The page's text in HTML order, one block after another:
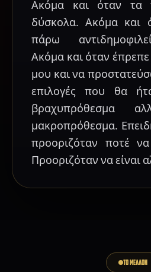
Ακόμα και όταν τα
δύσκολα. Ακόμα και
πάρω
Ακόμα και όταν
μου και να
επιλογές που θα
βραχυπρόθεσμα
μακροπρόθεσμα.
προοριζόταν ποτέ να
Προοριζόταν να είναι
ΤΟ ΜΕΛΛΟΝ